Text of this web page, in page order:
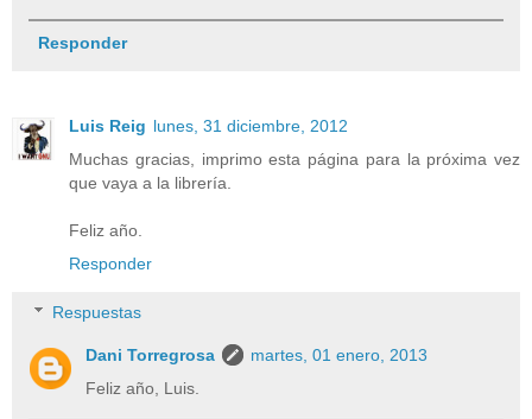
Responder
Luis Reig lunes, 31 diciembre, 2012
Muchas gracias, imprimo esta página para la próxima vez
que vaya a la librería.
Feliz año.
Responder
Respuestas
Dani Torregrosa
martes, 01 enero, 2013
Feliz año, Luis.